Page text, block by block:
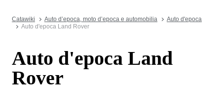
Catawiki Auto d’epoca, moto d’epoca e automobilia
Auto d'epoca
Auto d'epoca Land Rover
Auto d'epoca Land
Rover